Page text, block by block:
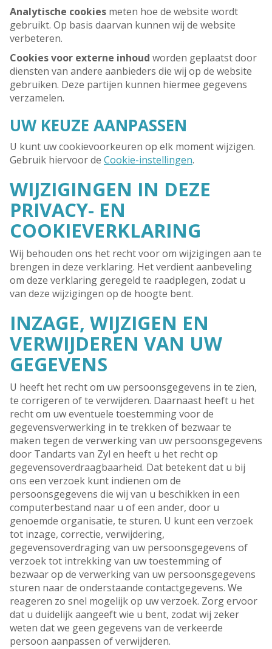
Analytische cookies meten hoe de website wordt
gebruikt. Op basis daarvan kunnen wij de website
verbeteren.
Cookies voor externe inhoud worden geplaatst door
diensten van andere aanbieders die wij op de website
gebruiken. Deze partijen kunnen hiermee gegevens
verzamelen.
UW KEUZE AANPASSEN
U kunt uw cookievoorkeuren op elk moment wijzigen.
Gebruik hiervoor de Cookie-instellingen.
WIJZIGINGEN IN DEZE
PRIVACY- EN
COOKIEVERKLARING
Wij behouden ons het recht voor om wijzigingen aan te
brengen in deze verklaring. Het verdient aanbeveling
om deze verklaring geregeld te raadplegen, zodat u
van deze wijzigingen op de hoogte bent.
INZAGE, WIJZIGEN EN
VERWIJDEREN VAN UW
GEGEVENS
U heeft het recht om uw persoonsgegevens in te zien,
te corrigeren of te verwijderen. Daarnaast heeft u het
recht om uw eventuele toestemming voor de
gegevensverwerking in te trekken of bezwaar te
maken tegen de verwerking van uw persoonsgegevens
door Tandarts van Zyl en heeft u het recht op
gegevensoverdraagbaarheid. Dat betekent dat u bij
ons een verzoek kunt indienen om de
persoonsgegevens die wij van u beschikken in een
computerbestand naar u of een ander, door u
genoemde organisatie, te sturen. U kunt een verzoek
tot inzage, correctie, verwijdering,
gegevensoverdraging van uw persoonsgegevens of
verzoek tot intrekking van uw toestemming of
bezwaar op de verwerking van uw persoonsgegevens
sturen naar de onderstaande contactgegevens. We
reageren zo snel mogelijk op uw verzoek. Zorg ervoor
dat u duidelijk aangeeft wie u bent, zodat wij zeker
weten dat we geen gegevens van de verkeerde
persoon aanpassen of verwijderen.